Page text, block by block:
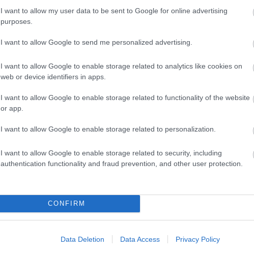
I want to allow my user data to be sent to Google for online advertising
purposes.
I want to allow Google to send me personalized advertising.
I want to allow Google to enable storage related to analytics like cookies on
web or device identifiers in apps.
I want to allow Google to enable storage related to functionality of the website
or app.
I want to allow Google to enable storage related to personalization.
I want to allow Google to enable storage related to security, including
authentication functionality and fraud prevention, and other user protection.
CONFIRM
Data Deletion Data Access Privacy Policy
(1) paradicsom
paradicsom
paradicsom
petúnia (2) petúnia
petúnia nevelés
polikarbonát
)
üvegház (1) póré ( 1
(
rebarbara
rebarbara recept
1)
red
répalégy
répa
(1) retek retek
retek termesztése
ültetése (1) rewena
paradicsom